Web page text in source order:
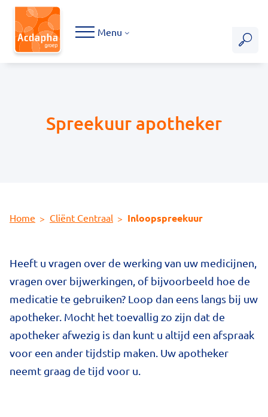
Hoofdmenu
Menu
Home Cliënt Centraal Inloopspreekuur
Spreekuur apotheker
Heeft u vragen over de werking van uw medicijnen,
vragen over bijwerkingen, of bijvoorbeeld hoe de
medicatie te gebruiken? Loop dan eens langs bij uw
apotheker. Mocht het toevallig zo zijn dat de
apotheker afwezig is dan kunt u altijd een afspraak
voor een ander tijdstip maken. Uw apotheker
neemt graag de tijd voor u.